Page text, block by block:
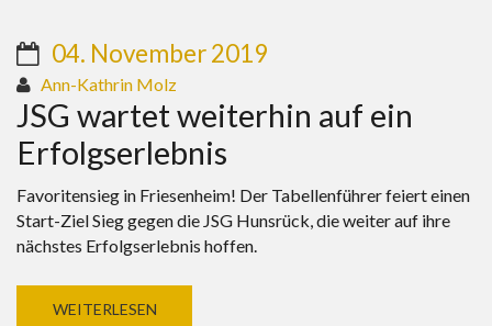
04. November 2019
Ann-Kathrin Molz
JSG wartet weiterhin auf ein
Erfolgserlebnis
Favoritensieg in Friesenheim! Der Tabellenführer feiert einen
Start-Ziel Sieg gegen die JSG Hunsrück, die weiter auf ihre
nächstes Erfolgserlebnis hoffen.
WEITERLESEN